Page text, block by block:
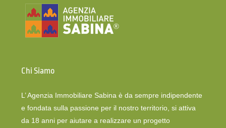
Chi Siamo
L’ Agenzia Immobiliare Sabina è da sempre indipendente
e fondata sulla passione per il nostro territorio, si attiva
da 18 anni per aiutare a realizzare un progetto